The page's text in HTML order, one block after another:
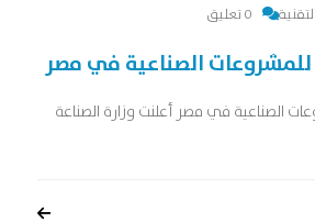
0 تعليق
الصناعية في مصر
الصناعية في مصر أعلنت وزارة الصناعة